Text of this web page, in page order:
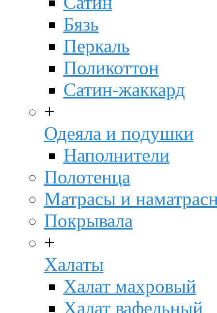
Бязь
Перкаль
Поликоттон
Сатин-жаккард
+
Одеяла и подушки
Наполнители
Полотенца
Матрасы и
Покрывала
+
Халаты
Халат махровый
Халат вафельный